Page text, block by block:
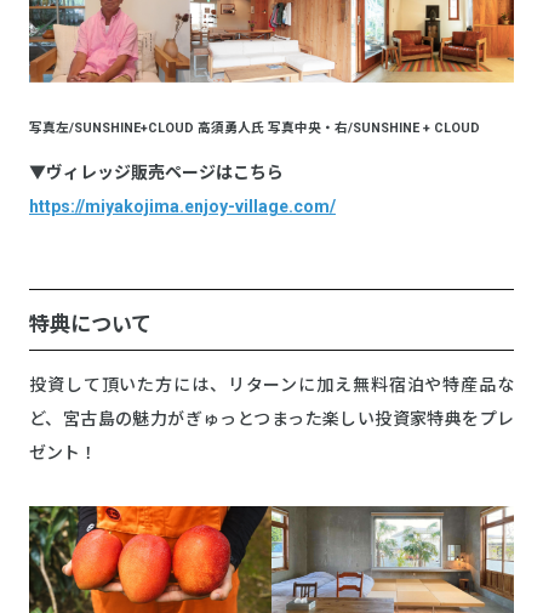
写真左/SUNSHINE+CLOUD 高須勇人氏 写真中央・右/SUNSHINE + CLOUD
▼ヴィレッジ販売ページはこちら
https://miyakojima.enjoy-village.com/
特典について
投資して頂いた方には、リターンに加え無料宿泊や特産品な
ど、宮古島の魅力がぎゅっとつまった楽しい投資家特典をプレ
ゼント！